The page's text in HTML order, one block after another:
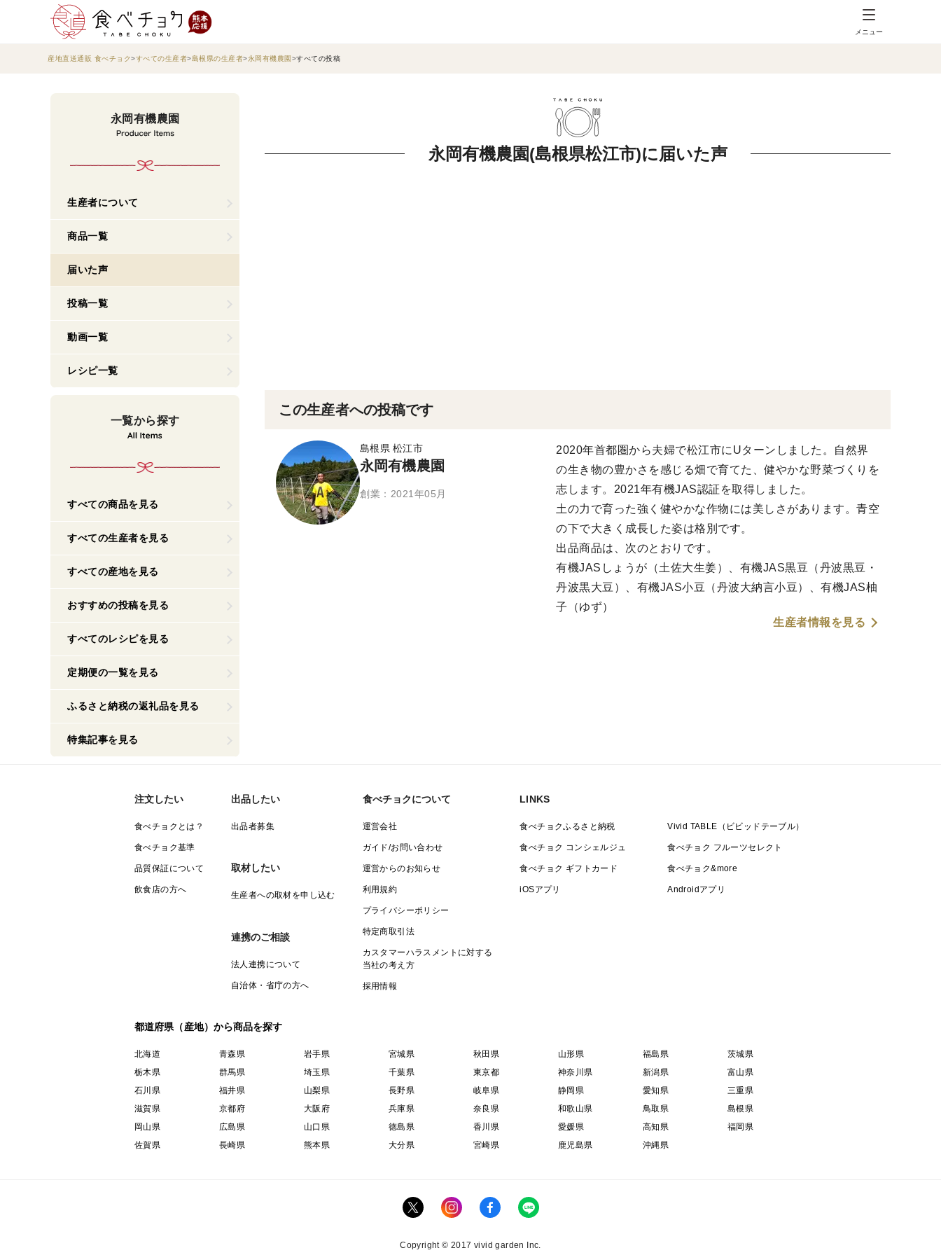
メニュー
産地直送通販 食べチョク すべての生産者 島根県の生産者 永岡有機農園 すべての投稿
永岡有機農園
生産者について
商品一覧
届いた声
投稿一覧
動画一覧
レシピ一覧
一覧から探す
すべての商品を見る
すべての生産者を見る
すべての産地を見る
おすすめの投稿を見る
すべてのレシピを見る
定期便の一覧を見る
ふるさと納税の返礼品を見る
特集記事を見る
永岡有機農園(島根県松江市)に届いた声
この生産者への投稿です
島根県 松江市
永岡有機農園
創業：2021年05月
2020年首都圏から夫婦で松江市にUターンしました。自然界
の生き物の豊かさを感じる畑で育てた、健やかな野菜づくりを
志します。2021年有機JAS認証を取得しました。
土の力で育った強く健やかな作物には美しさがあります。青空
の下で大きく成長した姿は格別です。
出品商品は、次のとおりです。
有機JASしょうが（土佐大生姜）、有機JAS黒豆（丹波黒豆・
丹波黒大豆）、有機JAS小豆（丹波大納言小豆）、有機JAS柚
子（ゆず）
生産者情報を見る
注文したい
食べチョクとは？
食べチョク基準
品質保証について
飲食店の方へ
出品したい
出品者募集
取材したい
生産者への取材を申し込む
連携のご相談
法人連携について
自治体・省庁の方へ
食べチョクについて
運営会社
ガイド/お問い合わせ
運営からのお知らせ
利用規約
プライバシーポリシー
特定商取引法
カスタマーハラスメントに対する
当社の考え方
採用情報
LINKS
食べチョクふるさと納税 Vivid TABLE（ビビッドテーブル）
食べチョク コンシェルジュ 食べチョク フルーツセレクト
食べチョク ギフトカード 食べチョク&more
iOSアプリ Androidアプリ
都道府県（産地）から商品を探す
北海道 青森県 岩手県 宮城県 秋田県 山形県 福島県
茨城県
栃木県
群馬県 埼玉県 千葉県 東京都 神奈川県 新潟県
富山県
石川県
福井県 山梨県 長野県 岐阜県 静岡県 愛知県
三重県
滋賀県
京都府 大阪府 兵庫県 奈良県 和歌山県 鳥取県
島根県
岡山県
広島県 山口県 徳島県 香川県 愛媛県 高知県
福岡県
佐賀県
長崎県 熊本県 大分県 宮崎県 鹿児島県 沖縄県
Copyright © 2017 vivid garden Inc.